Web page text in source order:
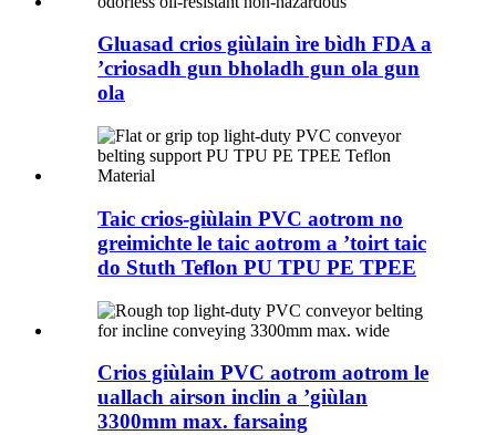
Gluasad crios giùlain ìre bìdh FDA a
’criosadh gun bholadh gun ola gun
ola
Taic crios-giùlain PVC aotrom no
greimichte le taic aotrom a ’toirt taic
do Stuth Teflon PU TPU PE TPEE
Crios giùlain PVC aotrom aotrom le
uallach airson inclin a ’giùlan
3300mm max. farsaing